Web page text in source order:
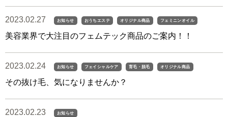
2023.02.27 お知らせ おうちエステ オリジナル商品 フェミニンオイル
美容業界で大注目のフェムテック商品のご案内！！
2023.02.24 お知らせ フェイシャルケア 育毛・脱毛 オリジナル商品
その抜け毛、気になりませんか？
2023.02.23 お知らせ